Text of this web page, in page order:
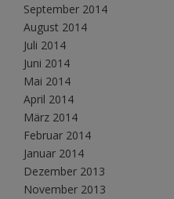
September 2014
August 2014
Juli 2014
Juni 2014
Mai 2014
April 2014
März 2014
Februar 2014
Januar 2014
Dezember 2013
November 2013